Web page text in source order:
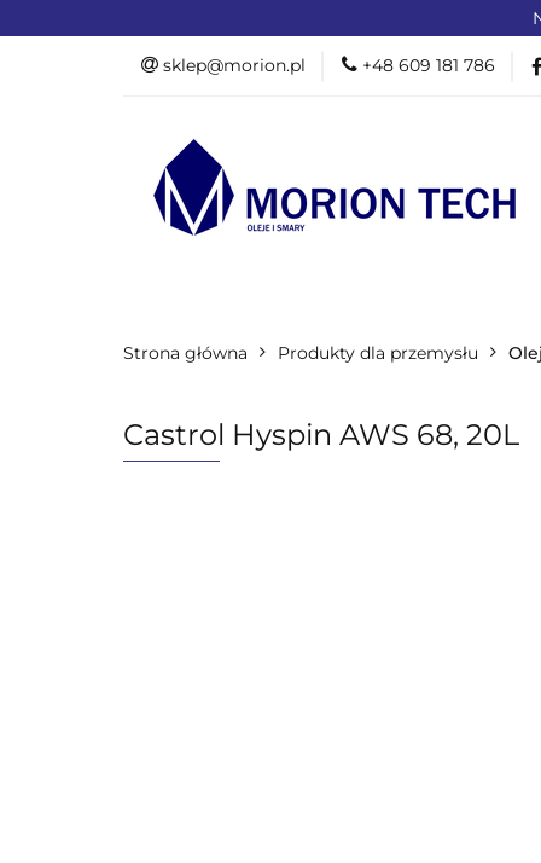
sklep@morion.pl +48 609 181 786
PROMOCJE %
OFERTA DLA
Strona główna Produkty dla przemysłu
Castrol Hyspin AWS 68, 20L